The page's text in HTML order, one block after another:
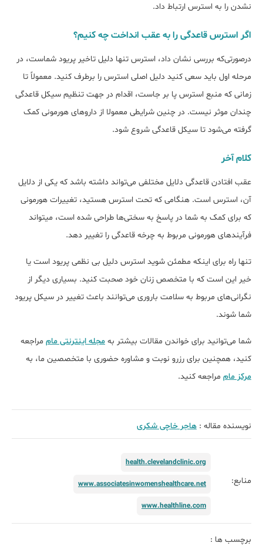
نشدن را به استرس ارتباط داد.
اگر استرس قاعدگی را به عقب انداخت چه کنیم؟
درصورتی‌که بررسی نشان داد، استرس تنها دلیل تاخیر پریود شماست، در
مرحله اول باید سعی کنید دلیل اصلی استرس را برطرف کنید. معمولاً تا
زمانی که منبع استرس پا بر جاست، اقدام در جهت تنظیم سیکل قاعدگی
چندان موثر نیست. در چنین شرایطی معمولا از داروهای هورمونی کمک
گرفته می‎‌شود تا سیکل قاعدگی شروع شود.
کلام آخر
عقب افتادن قاعدگی دلایل مختلفی می‌تواند داشته باشد که یکی از دلایل
آن، استرس است. هنگامی که تحت استرس هستید، تغییرات هورمونی
که برای کمک به شما در پاسخ به سختی‌‎ها طراحی شده است، می‎تواند
فرآیندهای هورمونی مربوط به چرخه قاعدگی را تغییر دهد.
تنها راه برای اینکه مطمئن شوید استرس دلیل بی نظمی پریود است یا
خیر این است که با متخصص زنان خود صحبت کنید. بسیاری دیگر از
نگرانی‌های مربوط به سلامت باروری می‌توانند باعث تغییر در سیکل پریود
شما شوند.
شما می‌توانید برای خواندن مقالات بیشتر به مجله اینترنتی مام مراجعه
کنید، همچنین برای رزرو نوبت و مشاوره حضوری با متخصصین ما، به
مرکز مام مراجعه کنید.
نویسنده مقاله : هاجر خاچی شکری
منابع:
health.clevelandclinic.org
www.associatesinwomenshealthcare.net
www.healthline.com
برچسب ها :